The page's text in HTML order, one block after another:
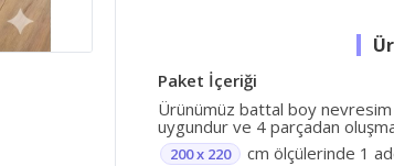
Paket İçeriği
Ürünümüz battal boy nevresim
uygundur ve 4 parçadan
200 x 220 cm ölçülerinde 1